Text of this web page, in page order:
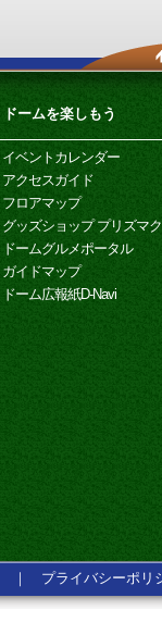
ドームを楽しもう
イベントカレンダー
アクセスガイド
フロアマップ
グッズショップ プリズマ
ドームグルメポータル
ガイドマップ
ドーム広報紙D-Navi
｜ プライバシーポリ